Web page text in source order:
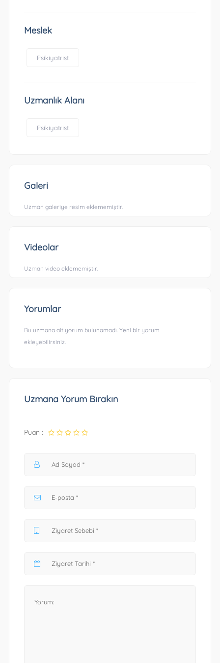
Meslek
Psikiyatrist
Uzmanlık Alanı
Psikiyatrist
Galeri
Uzman galeriye resim eklememiştir.
Videolar
Uzman video eklememiştir.
Yorumlar
Bu uzmana ait yorum bulunamadı. Yeni bir yorum
ekleyebilirsiniz.
Uzmana Yorum Bırakın
Puan :